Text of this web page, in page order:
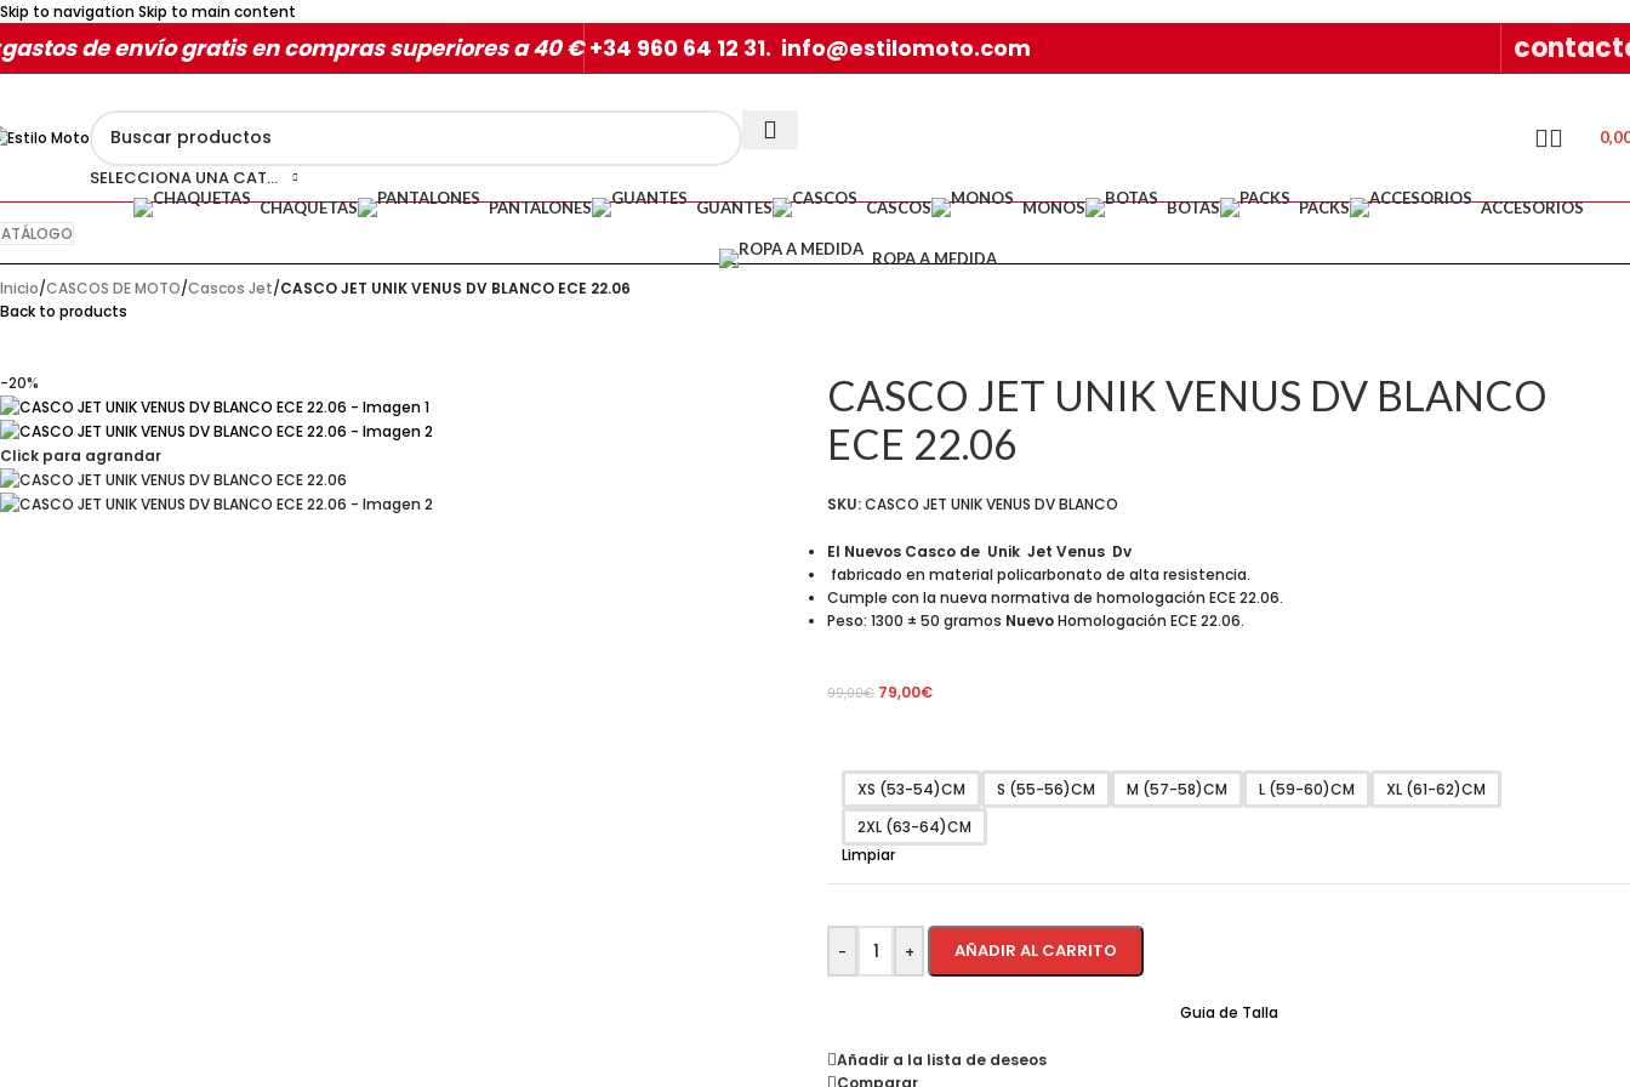
Skip to navigationSkip to main content
de envío gratis en compras superiores a 40 €+34 960 64 12 31. info@estilomoto.com
SELECCIONA UNA CATEGORÍA
CHAQUETAS PANTALONES GUANTES CASCOS MONOS BOTAS PACKS ACCESORIOS
ROPA A MEDIDA
Inicio/CASCOS DE MOTO/Cascos Jet/CASCO JET UNIK VENUS DV BLANCO ECE 22.06
Back to products
-20%
Click para agrandar
CASCO JET UNIK VENUS DV BLANCO
ECE 22.06
SKU:CASCO JET UNIK VENUS DV BLANCO
El Nuevos Casco de Unik Jet Venus Dv
fabricado en material policarbonato de alta resistencia.
Cumple con la nueva normativa de homologación ECE 22.06.
Peso: 1300 ± 50 gramos NuevoHomologación ECE 22.06.
99,00€ 79,00€
XS (53-54)CM S (55-56)CM M (57-58)CM L (59-60)CM
XL (61-62)CM
2XL (63-64)CM
Limpiar
- + AÑADIR AL CARRITO
Guia de Talla
Añadir a la lista de deseos
Comparar